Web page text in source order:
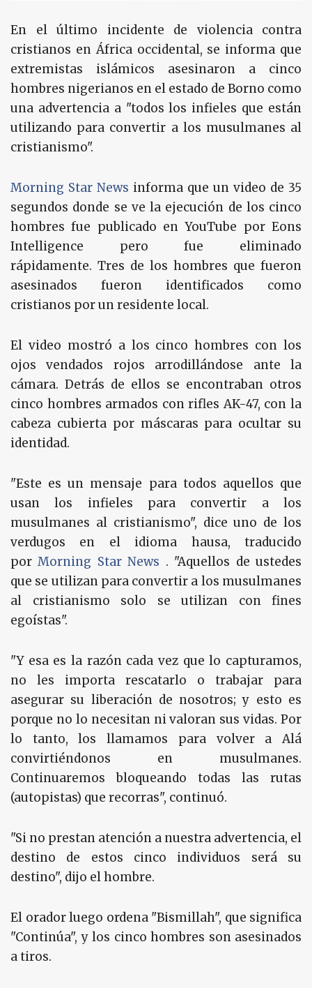
En el último incidente de violencia contra
cristianos en África occidental, se informa que
extremistas islámicos asesinaron a cinco
hombres nigerianos en el estado de Borno como
una advertencia a "todos los infieles que están
utilizando para convertir a los musulmanes al
cristianismo".
Morning Star News informa que un video de 35
segundos donde se ve la ejecución de los cinco
hombres fue publicado en YouTube por Eons
Intelligence pero fue eliminado
rápidamente. Tres de los hombres que fueron
asesinados fueron identificados como
cristianos por un residente local.
El video mostró a los cinco hombres con los
ojos vendados rojos arrodillándose ante la
cámara. Detrás de ellos se encontraban otros
cinco hombres armados con rifles AK-47, con la
cabeza cubierta por máscaras para ocultar su
identidad.
"Este es un mensaje para todos aquellos que
usan los infieles para convertir a los
musulmanes al cristianismo", dice uno de los
verdugos en el idioma hausa, traducido
porMorning Star News . "Aquellos de ustedes
que se utilizan para convertir a los musulmanes
al cristianismo solo se utilizan con fines
egoístas".
"Y esa es la razón cada vez que lo capturamos,
no les importa rescatarlo o trabajar para
asegurar su liberación de nosotros; y esto es
porque no lo necesitan ni valoran sus vidas. Por
lo tanto, los llamamos para volver a Alá
convirtiéndonos en musulmanes.
Continuaremos bloqueando todas las rutas
(autopistas) que recorras", continuó.
"Si no prestan atención a nuestra advertencia, el
destino de estos cinco individuos será su
destino", dijo el hombre.
El orador luego ordena "Bismillah", que significa
"Continúa", y los cinco hombres son asesinados
a tiros.